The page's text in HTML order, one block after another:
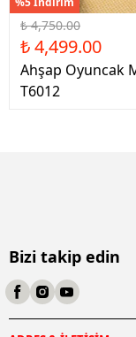
₺ 4,750.00
₺ 4,499.00
Ahşap Oyuncak
T6012
Bizi takip edin